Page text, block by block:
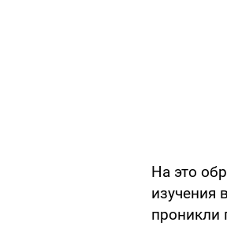
На это
изучения
проникли